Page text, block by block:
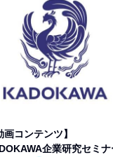
画コンテンツ】
企業研究セミナ